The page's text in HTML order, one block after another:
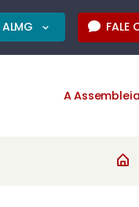
ALMG FALE
A Assembleia